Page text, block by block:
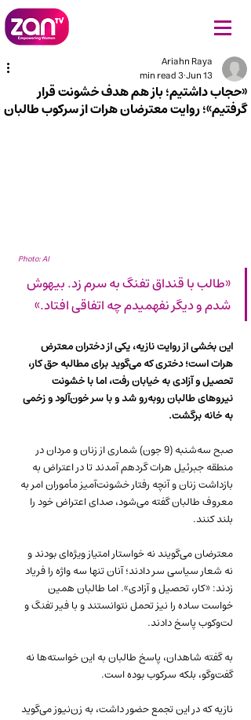
«حجاب داشتیم؛ باز هم هدف خشونت قرار
گرفتیم»؛ روایت معترضان هرات از سرکوب طالبان
Ariahn Raya
Jun 13
3 min read
Photo: AI
«طالب با قنداق تفنگ به سرم زد. بیهوش
شدم و دیگر نفهمیدم چه اتفاقی افتاد.»
این بخشی از روایت نازیه، یکی از دختران معترض
هرات است؛ دختری که می‌گوید برای مطالبه حق کار،
تحصیل و آزادی به خیابان رفت، اما با خشونت
نیروهای طالبان روبه‌رو شد و با سر خون‌آلود و زخمی
به خانه برگشت.
صبح سه‌شنبه (9 جون) شماری از زنان و مردان در
منطقه جبرئیل هرات گردهم آمدند تا در اعتراض به
بازداشت زنان و آنچه رفتار خشونت‌آمیز مأموران امر به
معروف طالبان گفته می‌شود، صدای اعتراض خود را
بلند کنند.
معترضان می‌گویند نه خواستار امتیاز ویژه‌ای بودند و
نه شعار سیاسی سر دادند؛ آنان تنها سه واژه را فریاد
زدند: «کار، تحصیل و آزادی». اما طالبان همین
خواست ساده را نیز تحمل نتوانستند و با فیر تفنگ و
لت‌وکوب پاسخ دادند.
به گفته شاهدان، پاسخ طالبان به این خواسته‌ها نه
گفت‌وگو، بلکه سرکوب بوده است.
نازیه که در این تجمع حضور داشت، به زن‌نیوز می‌گوید